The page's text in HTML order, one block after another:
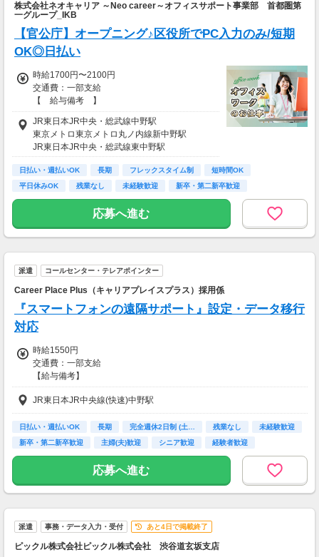
株式会社ネオキャリア ～Neo career～オフィスサポート事業部 首都圏第
一グループ_IKB
【官公庁】オープニング♪区役所でPC入力のみ/短期
OK◎日払い
時給1700円〜2100円
交通費：一部支給
【 給与備考 】
◎日払いOK
お給料発生後にケータイ・スマホからのらくら
く申請で
自分の好きなタイミングで給与引き落としが可
★すべてのお仕事で
別途交通費を支給させていただきます♪
※詳細は面談時にお伝えします
JR東日本JR中央・総武線中野駅
東京メトロ東京メトロ丸ノ内線新中野駅
JR東日本JR中央・総武線東中野駅
日払い・週払いOK 長期 フレックスタイム制
短時間OK
平日休みOK
残業なし 未経験歓迎
新卒・第二新卒歓迎
主婦(夫)歓迎
応募へ進む
派遣 コールセンター・テレアポインター
Career Place Plus（キャリアプレイスプラス）採用係
『スマートフォンの遠隔サポート』設定・データ移行
対応
時給1550円
交通費：一部支給
【給与備考】
■昇給あり
■日払い・週払い・先払いもOK
■充実の研修あり◎
座学1ヵ月（もちろん給与は同じ）を含む、
”超”丁寧な研修を行っています！
一切ありません。
ご安心くださいね！
毎月季節のイベントがたくさん。
急な出費でお財布がピンチ！！
JR東日本JR中央線(快速)中野駅
日払い・週払いOK 長期 完全週休2日制 (土… 残業なし
未経験歓迎
新卒・第二新卒歓迎
主婦(夫)歓迎 シニア歓迎 経験者歓迎
応募へ進む
派遣 事務・データ入力・受付 あと4日で掲載終了
ピックル株式会社ピックル株式会社 渋谷道玄坂支店